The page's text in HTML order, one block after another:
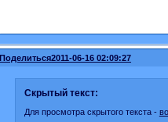
Поделиться2011-06-16 02:09:27
Скрытый текст:
Для просмотра скрытого текста -